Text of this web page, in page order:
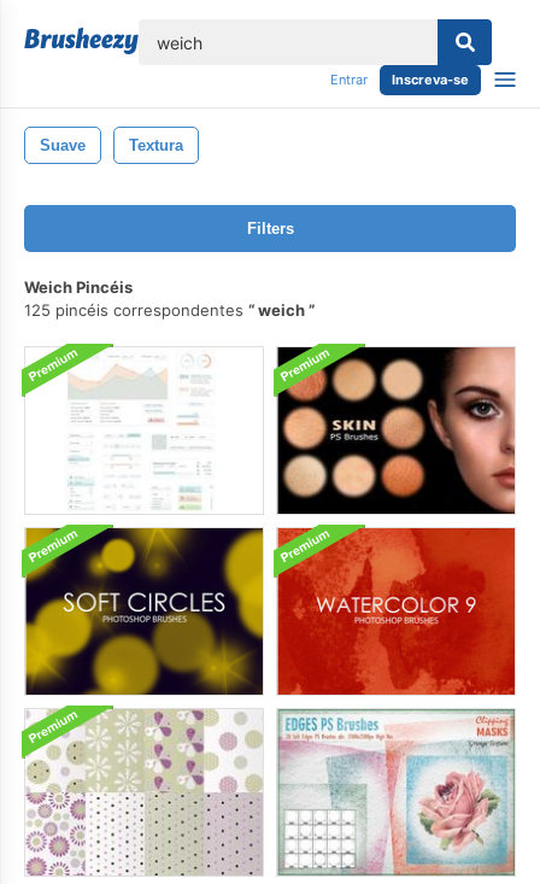
Entrar Inscreva-se
Suave Textura
Filters
Weich Pincéis
125 pincéis correspondentes
weich